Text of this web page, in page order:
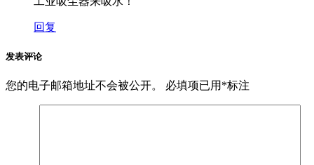
回复
发表评论
您的电子邮箱地址不会被公开。 必填项已用 *标注